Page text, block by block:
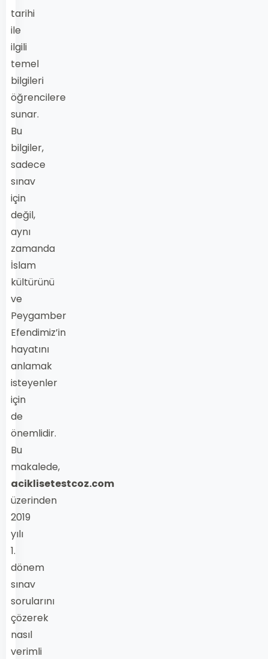
tarihi
ile
ilgili
temel
bilgileri
öğrencilere
sunar.
Bu
bilgiler,
sadece
sınav
için
değil,
aynı
zamanda
İslam
kültürünü
ve
Peygamber
Efendimiz’in
hayatını
anlamak
isteyenler
için
de
önemlidir.
Bu
makalede,
aciklisetestcoz.com
üzerinden
2019
yılı
1.
dönem
sınav
sorularını
çözerek
nasıl
verimli